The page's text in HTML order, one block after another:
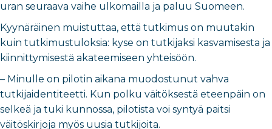
uran seuraava vaihe ulkomailla ja paluu Suomeen.
Kyynäräinen muistuttaa, että tutkimus on muutakin
kuin tutkimustuloksia: kyse on tutkijaksi kasvamisesta ja
kiinnittymisestä akateemiseen yhteisöön.
– Minulle on pilotin aikana muodostunut vahva
tutkijaidentiteetti. Kun polku väitöksestä eteenpäin on
selkeä ja tuki kunnossa, pilotista voi syntyä paitsi
väitöskirjoja myös uusia tutkijoita.